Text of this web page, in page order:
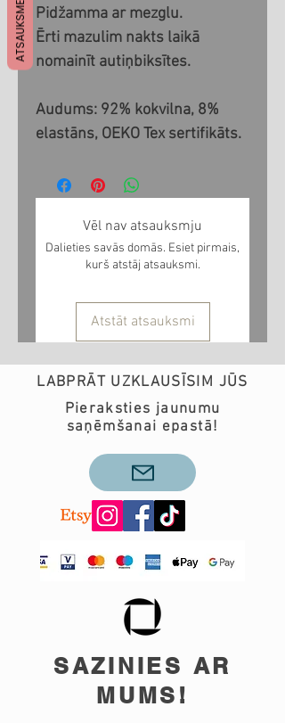
Pidžamma ar mezglu.
Ērti mazulim nakts laikā
nomainīt autiņbiksītes.
Audums: 92% kokvilna, 8%
elastāns, OEKO Tex sertifikāts.
Vēl nav atsauksmju
Dalieties savās domās. Esiet pirmais,
kurš atstāj atsauksmi.
Atstāt atsauksmi
LABPRĀT UZKLAUSĪSIM JŪS
Pieraksties jaunumu
saņēmšanai epastā!
SAZINIES AR
MUMS!
ATSAUKSMES